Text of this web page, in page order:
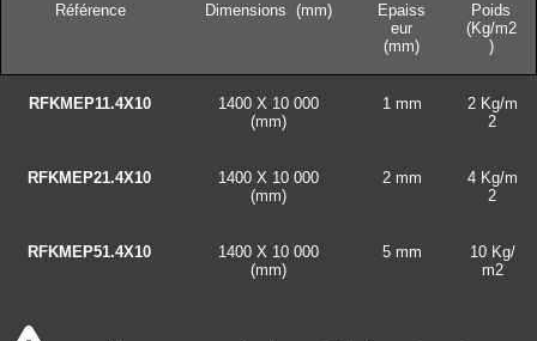
Référence Dimensions (mm)
Epaiss
eur
(mm)
Poids
(Kg/m2
)
RFKMEP11.4X10
1400 X 10 000
(mm)
1 mm
2 Kg/m
2
RFKMEP21.4X10
1400 X 10 000
(mm)
2 mm
4 Kg/m
2
RFKMEP51.4X10
1400 X 10 000
(mm)
5 mm
10 Kg/
m2